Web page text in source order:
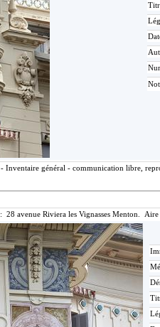
Inventaire général - communication libre,
avenue Riviera les Vignasses Menton. Aire